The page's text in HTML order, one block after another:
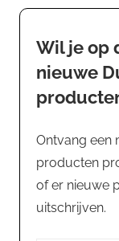
Wil je op
nieuwe
Ontvang een
producten
of er nieuwe
uitschrijven.